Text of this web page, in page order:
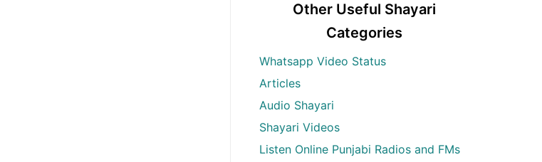
Other Useful Shayari
Categories
Whatsapp Video Status
Articles
Audio Shayari
Shayari Videos
Listen Online Punjabi Radios and FMs